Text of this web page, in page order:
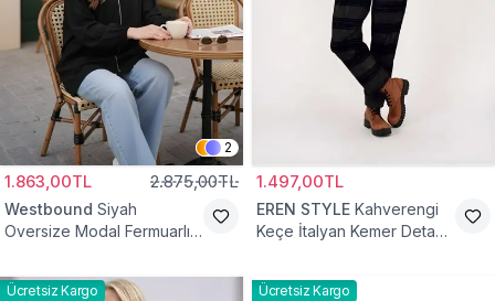
2
1.863,00TL 2.875,00TL
Westbound Siyah
Oversize Modal Fermuarlı
1.497,00TL
EREN STYLE Kahverengi
Keçe İtalyan Kemer Detaylı
Ücretsiz Kargo Ücretsiz Kargo